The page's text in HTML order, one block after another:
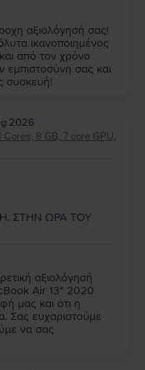
αξιολόγησή σας!
ικανοποιημένος
από τον χρόνο
εμπιστοσύνη σας και
συσκευή!
2026
8 GB, 7 core GPU,
ΣΤΗΝ ΩΡΑ ΤΟΥ
αξιολόγησή
Air 13″ 2020
μας και ότι η
Σας ευχαριστούμε
να σας